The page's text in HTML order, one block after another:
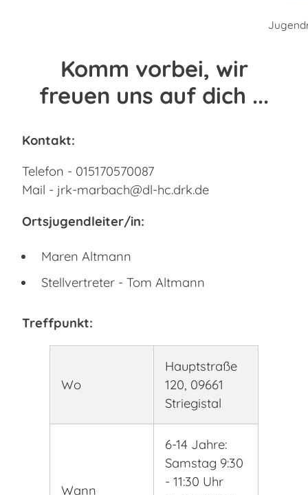
Komm vorbei, wir
freuen uns auf dich ...
Kontakt:
Telefon - 015170570087
Mail - jrk-marbach@dl-hc.drk.de
Ortsjugendleiter/in:
Maren Altmann
Stellvertreter - Tom Altmann
Treffpunkt:
Wo
Hauptstraße
120, 09661
Striegistal
Wann
6-14 Jahre:
Samstag 9:30
- 11:30 Uhr